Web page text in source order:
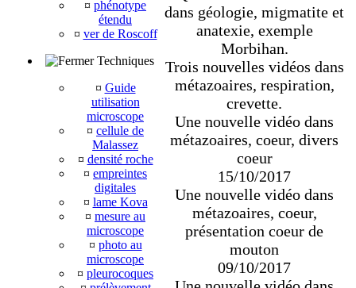
¤ phénotype
étendu
¤ ver de Roscoff
Techniques
¤ Guide
utilisation
microscope
¤ cellule de
Malassez
¤ densité roche
¤ empreintes
digitales
¤ lame Kova
¤ mesure au
microscope
¤ photo au
microscope
¤ pleurocoques
dans géologie, migmatite et
anatexie, exemple
Morbihan.
Trois nouvelles vidéos dans
métazoaires, respiration,
crevette.
Une nouvelle vidéo dans
métazoaires, coeur, divers
coeur
15/10/2017
Une nouvelle vidéo dans
métazoaires, coeur,
présentation coeur de
mouton
09/10/2017